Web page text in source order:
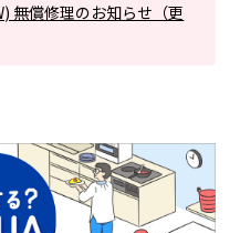
無償修理のお知らせ（更